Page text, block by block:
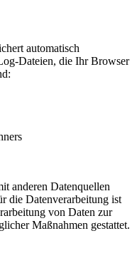
automatisch
die Ihr Browser
anderen Datenquellen
die Datenverarbeitung ist
von Daten zur
Maßnahmen gestattet.